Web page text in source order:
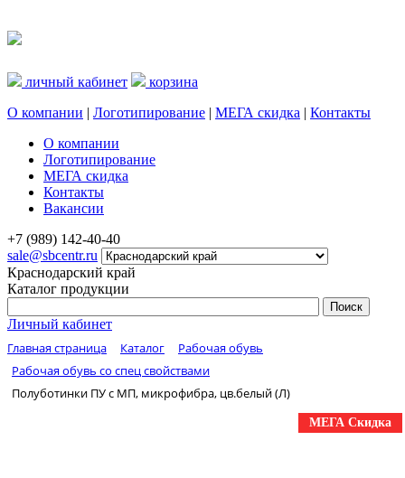
личный кабинет
корзина
О компании | Логотипирование | МЕГА скидка | Контакты
О компании
Логотипирование
МЕГА скидка
Контакты
Вакансии
+7 (989) 142-40-40
sale@sbcentr.ru
Краснодарский край
Каталог продукции
Личный кабинет
Главная страница Каталог
Рабочая обувь
Рабочая обувь со спец свойствами
Полуботинки ПУ с МП, микрофибра, цв.белый (Л)
МЕГА Скидка